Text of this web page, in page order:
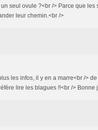
seul ovule ?<br /> Parce que les
leur chemin.<br />
les infos, il y en a marre<br />
lire les blagues !!<br /> Bonne